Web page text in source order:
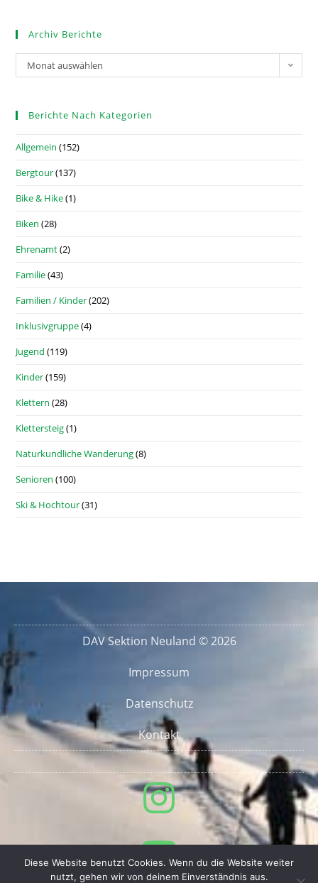
Archiv Berichte
Monat auswählen
Berichte Nach Kategorien
Allgemein (152)
Bergtour(137)
Bike & Hike(1)
Biken (28)
Ehrenamt(2)
Familie(43)
Familien / Kinder(202)
Inklusivgruppe(4)
Jugend (119)
Kinder(159)
Klettern (28)
Klettersteig(1)
Naturkundliche Wanderung(8)
Senioren (100)
Ski & Hochtour(31)
DAV Sektion Neuland © 2026
Impressum
Datenschutz
Kontakt
Diese Website benutzt Cookies. Wenn du die Website weiter
nutzt, gehen wir von deinem Einverständnis aus.